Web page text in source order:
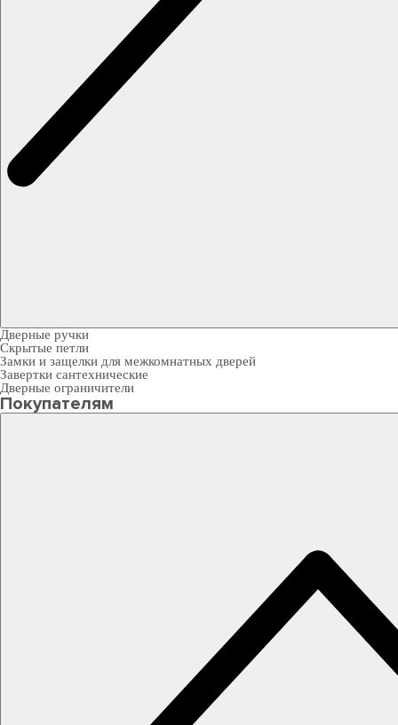
Дверные ручки
Скрытые петли
Замки и защелки для межкомнатных дверей
Завертки сантехнические
Дверные ограничители
Покупателям